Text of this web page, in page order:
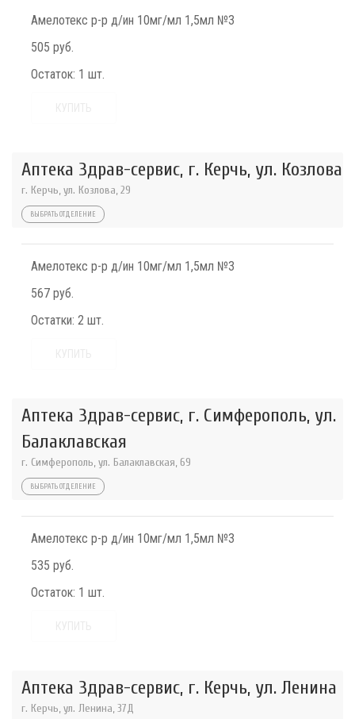
Амелотекс р-р д/ин 10мг/мл 1,5мл №3
505 руб.
Остаток: 1 шт.
Аптека Здрав-сервис, г. Керчь, ул. Козлова
г. Керчь, ул. Козлова, 29
ВЫБРАТЬ ОТДЕЛЕНИЕ
Амелотекс р-р д/ин 10мг/мл 1,5мл №3
567 руб.
Остатки: 2 шт.
Аптека Здрав-сервис, г. Симферополь, ул.
Балаклавская
г. Симферополь, ул. Балаклавская, 69
ВЫБРАТЬ ОТДЕЛЕНИЕ
Амелотекс р-р д/ин 10мг/мл 1,5мл №3
535 руб.
Остаток: 1 шт.
Аптека Здрав-сервис, г. Керчь, ул. Ленина
г. Керчь, ул. Ленина, 37Д